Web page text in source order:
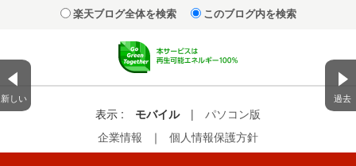
新しい 過去
楽天ブログ全体を検索 このブログ内を検索
表示 : モバイル |
パソコン版
企業情報
｜ 個人情報保護方針